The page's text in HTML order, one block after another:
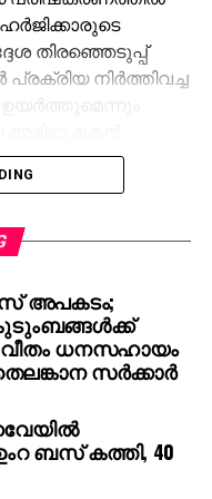
തിരഞ്ഞെടുപ്പ്
നിര്‍ത്തിവച്ച
അപകടം;
ധനസഹായം
സര്‍ക്കാര്‍
ബസ് കത്തി, 40